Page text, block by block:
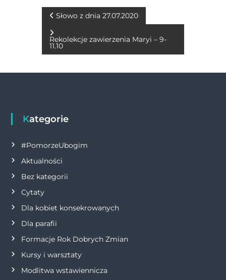
b
o
o
n
g
er
r
A
p
p
n
k
N
a
c
j
a
w
p
i
Słowo z dnia 27.07.2020
Rekolekcje zawierzenia Maryi – 9-
11.10
Kategorie
#PomorzeUbogim
Aktualności
Bez kategorii
Cytaty
Dla kobiet konsekrowanych
Dla parafii
Formacje Rok Dobrych Zmian
Kursy i warsztaty
Modlitwa wstawiennicza